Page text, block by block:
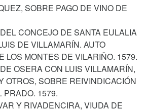
SOBRE PAGO DE VINO DE
CONCEJO DE SANTA EULALIA
DE VILLAMARÍN. AUTO
LOS MONTES DE VILARIÑO. 1579.
OSERA CON LUIS VILLAMARÍN,
OTROS, SOBRE REIVINDICACIÓN
PRADO. 1579.
Y RIVADENCIRA, VIUDA DE